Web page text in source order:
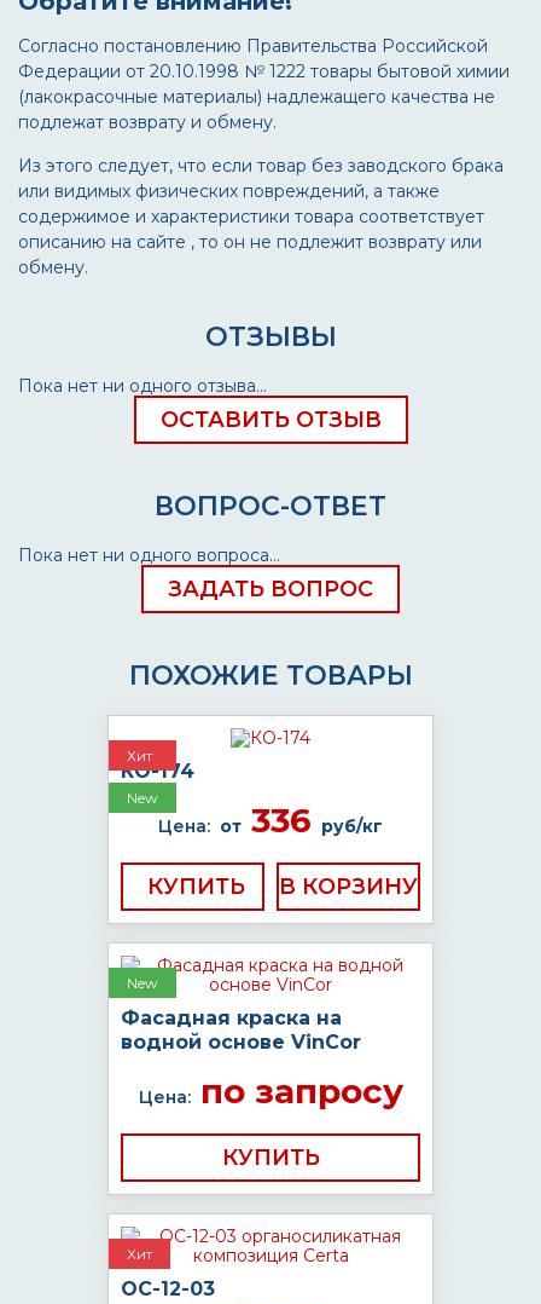
Согласно постановлению Правительства Российской
Федерации от 20.10.1998 № 1222 товары бытовой химии
(лакокрасочные материалы) надлежащего качества не
подлежат возврату и обмену.
Из этого следует, что если товар без заводского брака
или видимых физических повреждений, а также
содержимое и характеристики товара соответствует
описанию на сайте , то он не подлежит возврату или
обмену.
ОТЗЫВЫ
Пока нет ни одного отзыва...
ОСТАВИТЬ ОТЗЫВ
ВОПРОС-ОТВЕТ
Пока нет ни одного вопроса...
ЗАДАТЬ ВОПРОС
ПОХОЖИЕ ТОВАРЫ
Хит
New
КО-174
Цена: от 336 руб/кг
КУПИТЬ
New
Фасадная краска на
водной основе VinCor
Цена:по запросу
КУПИТЬ
Хит
ОС-12-03